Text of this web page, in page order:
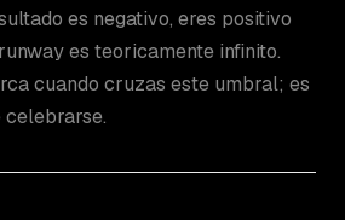
es negativo, eres positivo
es teoricamente infinito.
cuando cruzas este umbral; es
celebrarse.